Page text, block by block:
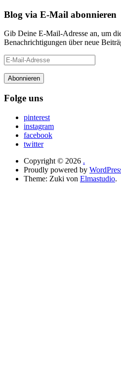
Blog via E-Mail abonnieren
Gib Deine E-Mail-Adresse an, um
Benachrichtigungen über neue
E-
Mail-
Adresse
Folge uns
pinterest
instagram
facebook
twitter
Copyright © 2026 .
Proudly powered by
Theme: Zuki von Elmastudio.